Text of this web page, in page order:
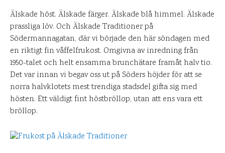
Älskade höst. Älskade färger. Älskade blå himmel. Älskade
prassliga löv. Och Älskade Traditioner på
Södermannagatan, där vi började den här söndagen med
en riktigt fin våffelfrukost. Omgivna av inredning från
1950-talet och helt ensamma brunchätare framåt halv tio.
Det var innan vi begav oss ut på Söders höjder för att se
norra halvklotets mest trendiga stadsdel gifta sig med
hösten. Ett väldigt fint höstbröllop, utan att ens vara ett
bröllop.